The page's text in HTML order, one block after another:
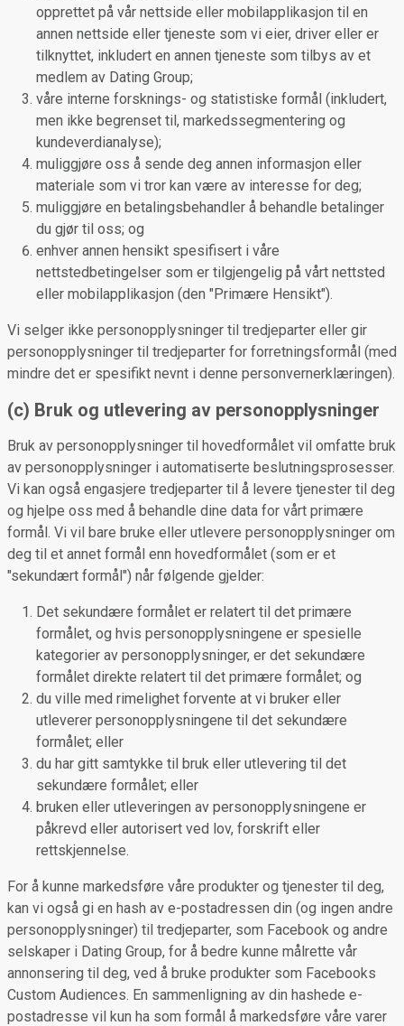
opprettet på vår nettside eller mobilapplikasjon til en
annen nettside eller tjeneste som vi eier, driver eller er
tilknyttet, inkludert en annen tjeneste som tilbys av et
medlem av Dating Group;
våre interne forsknings- og statistiske formål (inkludert,
men ikke begrenset til, markedssegmentering og
kundeverdianalyse);
muliggjøre oss å sende deg annen informasjon eller
materiale som vi tror kan være av interesse for deg;
muliggjøre en betalingsbehandler å behandle betalinger
du gjør til oss; og
enhver annen hensikt spesifisert i våre
nettstedbetingelser som er tilgjengelig på vårt nettsted
eller mobilapplikasjon (den "Primære Hensikt").
Vi selger ikke personopplysninger til tredjeparter eller gir
personopplysninger til tredjeparter for forretningsformål (med
mindre det er spesifikt nevnt i denne personvernerklæringen).
(c) Bruk og utlevering av personopplysninger
Bruk av personopplysninger til hovedformålet vil omfatte bruk
av personopplysninger i automatiserte beslutningsprosesser.
Vi kan også engasjere tredjeparter til å levere tjenester til deg
og hjelpe oss med å behandle dine data for vårt primære
formål. Vi vil bare bruke eller utlevere personopplysninger om
deg til et annet formål enn hovedformålet (som er et
"sekundært formål") når følgende gjelder:
Det sekundære formålet er relatert til det primære
formålet, og hvis personopplysningene er spesielle
kategorier av personopplysninger, er det sekundære
formålet direkte relatert til det primære formålet; og
du ville med rimelighet forvente at vi bruker eller
utleverer personopplysningene til det sekundære
formålet; eller
du har gitt samtykke til bruk eller utlevering til det
sekundære formålet; eller
bruken eller utleveringen av personopplysningene er
påkrevd eller autorisert ved lov, forskrift eller
rettskjennelse.
For å kunne markedsføre våre produkter og tjenester til deg,
kan vi også gi en hash av e-postadressen din (og ingen andre
personopplysninger) til tredjeparter, som Facebook og andre
selskaper i Dating Group, for å bedre kunne målrette vår
annonsering til deg, ved å bruke produkter som Facebooks
Custom Audiences. En sammenligning av din hashede e-
postadresse vil kun ha som formål å markedsføre våre varer